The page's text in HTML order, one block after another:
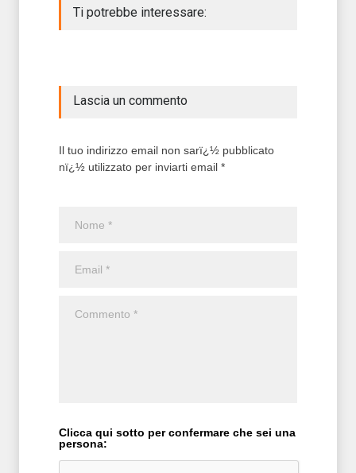
Ti potrebbe interessare:
Lascia un commento
Il tuo indirizzo email non sarï¿½ pubblicato
nï¿½ utilizzato per inviarti email *
Clicca qui sotto per confermare che sei una
persona: